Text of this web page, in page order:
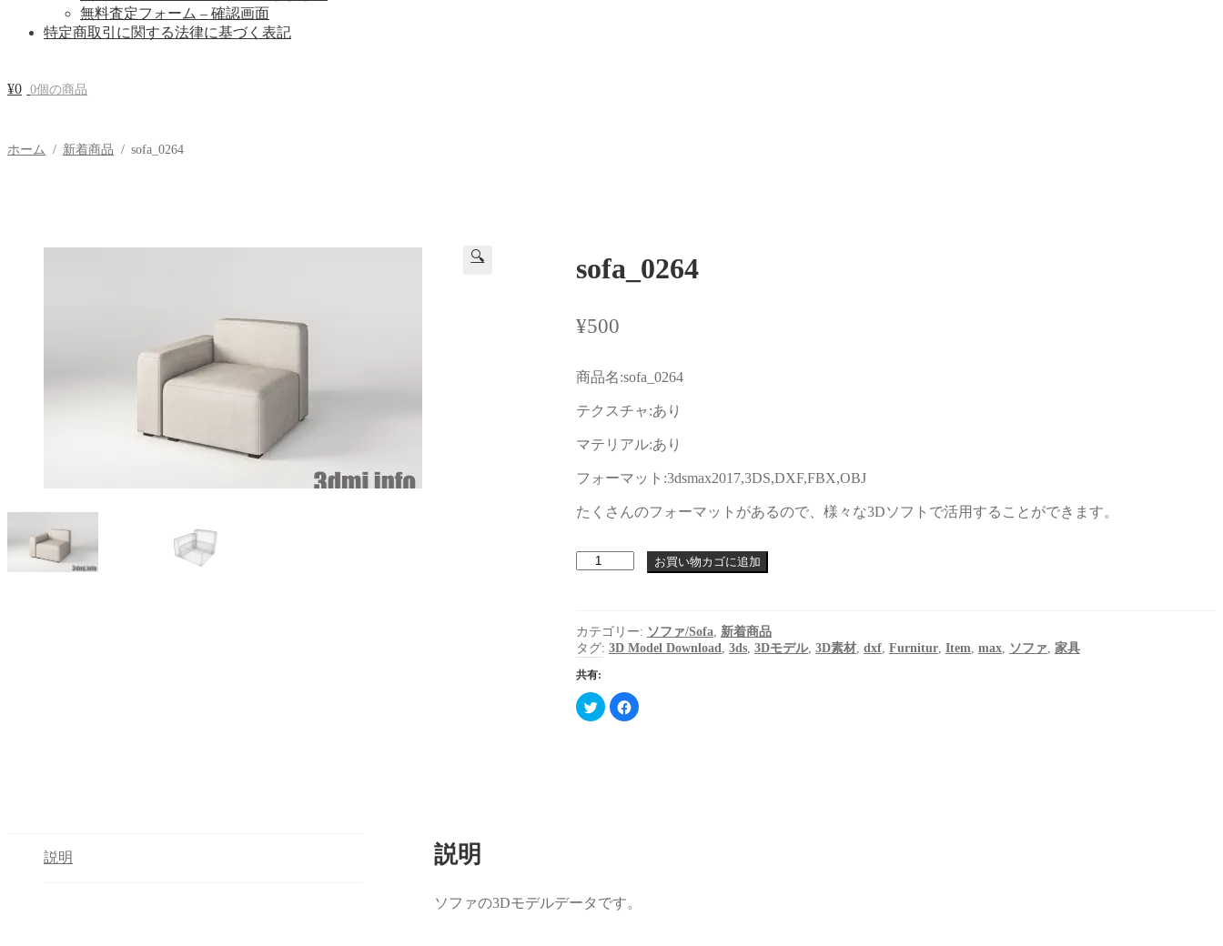
無料査定フォーム – 確認画面
特定商取引に関する法律に基づく表記
¥0 0個の商品
ホーム / 新着商品 / sofa_0264
🔍 sofa_0264
¥500
商品名:sofa_0264
テクスチャ:あり
マテリアル:あり
フォーマット:3dsmax2017,3DS,DXF,FBX,OBJ
たくさんのフォーマットがあるので、様々な3Dソフトで活用することができます。
sofa_0264
個
お買い物カゴに追加
カテゴリー: ソファ/Sofa, 新着商品
タグ: 3D Model Download, 3ds, 3Dモデル, 3D素材, dxf, Furnitur, Item, max, ソファ, 家具
共有:
ク
リ
で
開
Facebook
で
説明 説明
ソファの3Dモデルデータです。